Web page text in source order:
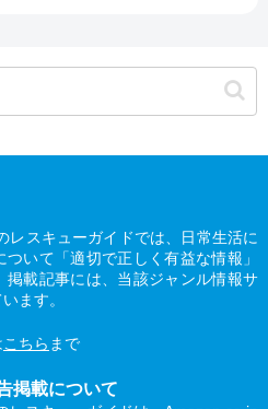
レスキューガイドでは、日常生活に
いて「適切で正しく有益な情報」
掲載記事には、当該ジャンル情報サ
ます。
こちら まで
掲載について